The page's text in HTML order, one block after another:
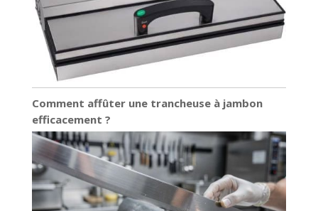
Comment affûter une trancheuse à jambon
efficacement ?